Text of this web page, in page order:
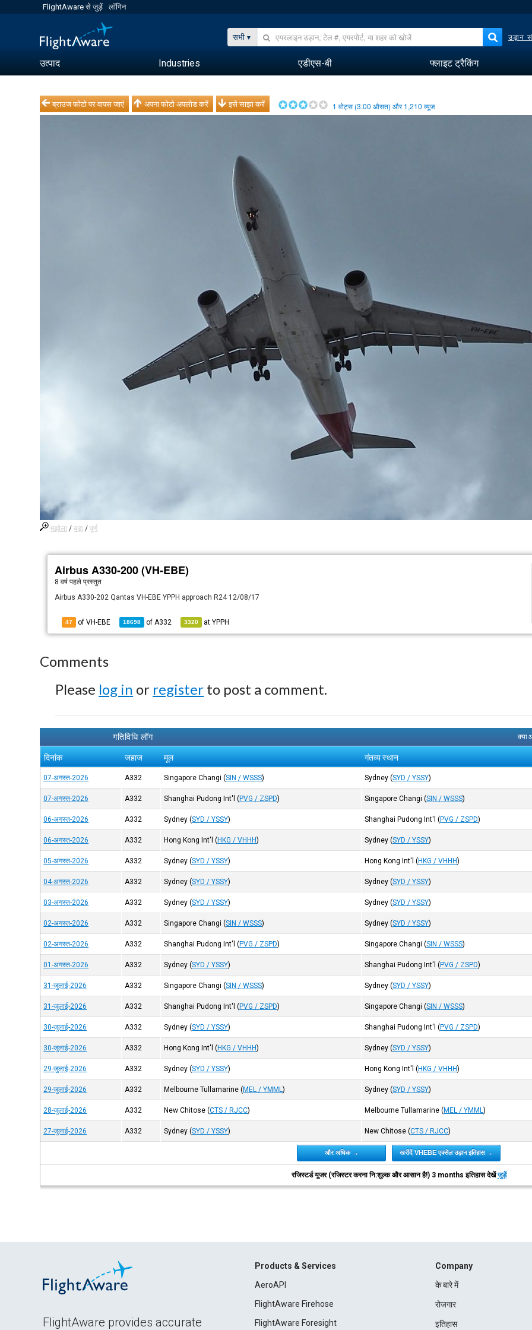
FlightAware से जुड़ें लॉगिन
सभी उड़ान
उत्पाद Industries एडीएस-बी फ्लाइट ट्रैकिंग
ब्राउज फोटो पर वापस जाएं अपना फोटो अपलोड करें इसे साझा करें 1 वोट्स (3.00 औसत) और1,210 व्यूज
मझोला /बड़ा /पूर्ण
Airbus A330-200 (VH-EBE)
8 वर्ष पहले प्रस्तुत
Airbus A330-202 Qantas VH-EBE YPPH approach R24 12/08/17
47 of VH-EBE 18698 ofA332 3320 atYPPH
Comments
Please log in or register to post a comment.
गतिविधि लॉग क्या
दिनांक जहाज मूल गंतव्य स्थान
07-अगस्त-2026 A332 Singapore Changi (SIN / WSSS) Sydney (SYD / YSSY)
07-अगस्त-2026 A332 Shanghai Pudong Int'l (PVG / ZSPD) Singapore Changi (SIN / WSSS)
06-अगस्त-2026 A332 Sydney (SYD / YSSY) Shanghai Pudong Int'l (PVG / ZSPD)
06-अगस्त-2026 A332 Hong Kong Int'l (HKG / VHHH) Sydney (SYD / YSSY)
05-अगस्त-2026 A332 Sydney (SYD / YSSY) Hong Kong Int'l (HKG / VHHH)
04-अगस्त-2026 A332 Sydney (SYD / YSSY) Sydney (SYD / YSSY)
03-अगस्त-2026 A332 Sydney (SYD / YSSY) Sydney (SYD / YSSY)
02-अगस्त-2026 A332 Singapore Changi (SIN / WSSS) Sydney (SYD / YSSY)
02-अगस्त-2026 A332 Shanghai Pudong Int'l (PVG / ZSPD) Singapore Changi (SIN / WSSS)
01-अगस्त-2026 A332 Sydney (SYD / YSSY) Shanghai Pudong Int'l (PVG / ZSPD)
31-जुलाई-2026 A332 Singapore Changi (SIN / WSSS) Sydney (SYD / YSSY)
31-जुलाई-2026 A332 Shanghai Pudong Int'l (PVG / ZSPD) Singapore Changi (SIN / WSSS)
30-जुलाई-2026 A332 Sydney (SYD / YSSY) Shanghai Pudong Int'l (PVG / ZSPD)
30-जुलाई-2026 A332 Hong Kong Int'l (HKG / VHHH) Sydney (SYD / YSSY)
29-जुलाई-2026 A332 Sydney (SYD / YSSY) Hong Kong Int'l (HKG / VHHH)
29-जुलाई-2026 A332 Melbourne Tullamarine (MEL / YMML) Sydney (SYD / YSSY)
28-जुलाई-2026 A332 New Chitose (CTS / RJCC) Melbourne Tullamarine (MEL / YMML)
27-जुलाई-2026 A332 Sydney (SYD / YSSY) New Chitose (CTS / RJCC)
और अधिक → खरीदें VHEBE एक्सेल उड़ान इतिहास →
रजिस्टर्ड यूजर (रजिस्टर करना नि:शुल्क और आसान है!) 3 months इतिहास देखेंजुड़ें
FlightAware provides accurate
Products & Services
AeroAPI
FlightAware Firehose
FlightAware Foresight
Company
के बारे में
रोजगार
इतिहास